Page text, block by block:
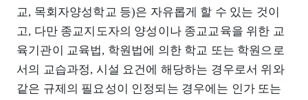
교, 목회자양성학교 등)은 자유롭게 할 수 있는 것이
고, 다만 종교지도자의 양성이나 종교교육을 위한 교
육기관이 교육법, 학원법에 의한 학교 또는 학원으로
서의 교습과정, 시설 요건에 해당하는 경우로서 위와
같은 규제의 필요성이 인정되는 경우에는 인가 또는